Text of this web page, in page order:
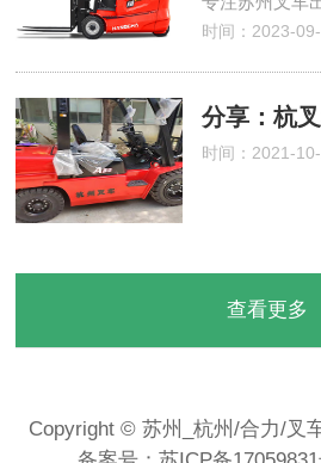
时间：2023-
时间：2021-
查看更多
Copyright © 苏州_杭州/合力/叉